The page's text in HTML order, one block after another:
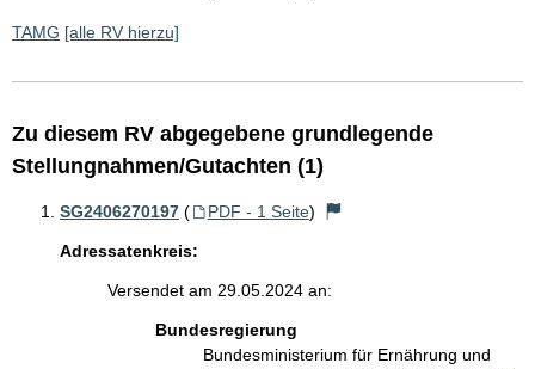
TAMG [alle RV hierzu]
Zu diesem RV abgegebene grundlegende
Stellungnahmen/Gutachten (1)
SG2406270197 ( PDF - 1 Seite)
Adressatenkreis:
Versendet am 29.05.2024 an:
Bundesregierung
Bundesministerium für Ernährung und